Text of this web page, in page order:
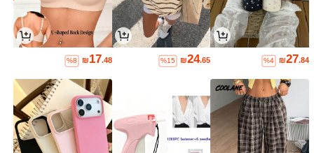
₪27.84
%4
₪24.65
%15
₪17.48
%8